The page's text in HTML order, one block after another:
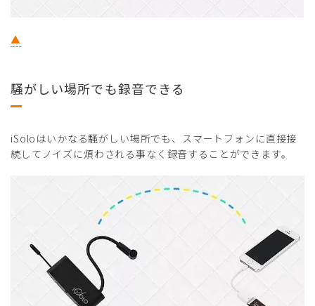
▲
騒がしい場所でも録音できる
iSoloはいかなる騒がしい場所でも、スマートフォンに直接接
続してノイズに煩わされる事なく録音することができます。